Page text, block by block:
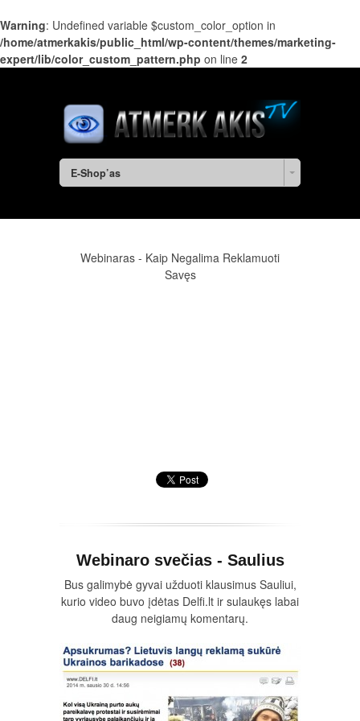
Warning: Undefined variable $custom_color_option in
/home/atmerkakis/public_html/wp-content/themes/marketing-
expert/lib/color_custom_pattern.php on line 2
E-Shop’as
Webinaras - Kaip Negalima Reklamuoti
Savęs
Webinaro svečias - Saulius
Bus galimybė gyvai užduoti klausimus Sauliui,
kurio video buvo įdėtas Delfi.lt ir sulaukęs labai
daug neigiamų komentarų.